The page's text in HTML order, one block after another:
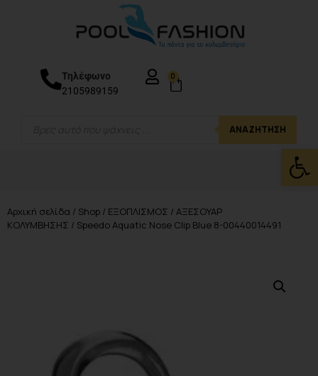
ΑΝΑΖΉΤΗΣΗ
Τηλέφωνο
2105989159
0
Αρχική σελίδα / Shop / ΕΞΟΠΛΙΣΜΟΣ / ΑΞΕΣΟΥΑΡ
ΚΟΛΥΜΒΗΣΗΣ / Speedo Aquatic Nose Clip Blue 8-00440014491